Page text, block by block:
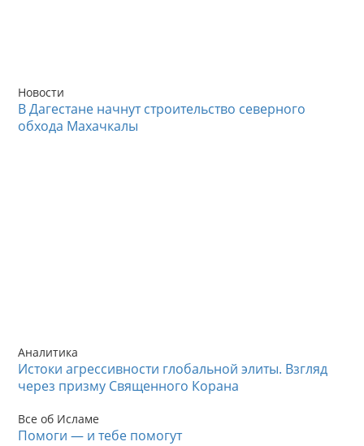
Новости
В Дагестане начнут строительство северного
обхода Махачкалы
Аналитика
Истоки агрессивности глобальной элиты. Взгляд
через призму Священного Корана
Все об Исламе
Помоги — и тебе помогут